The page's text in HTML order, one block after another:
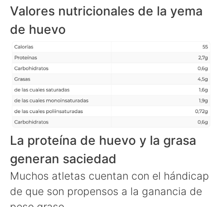
Valores nutricionales de la yema
de huevo
La proteína de huevo y la grasa
generan saciedad
Muchos atletas cuentan con el hándicap
de que son propensos a la ganancia de